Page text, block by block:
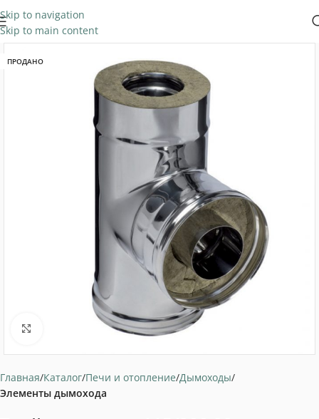
Skip to navigation
Skip to main content
ПРОДАНО
Нажмите, чтобы увеличить
Главная Каталог Печи и отопление Дымоходы
Элементы дымохода